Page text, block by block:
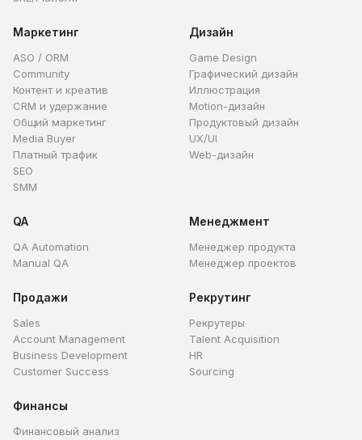
Маркетинг
ASO / ORM
Community
Контент и креатив
CRM и удержание
Общий маркетинг
Media Buyer
Платный трафик
SEO
SMM
Дизайн
Game Design
Графический дизайн
Иллюстрация
Motion-дизайн
Продуктовый дизайн
UX/UI
Web-дизайн
QA
QA Automation
Manual QA
Менеджмент
Менеджер продукта
Менеджер проектов
Продажи
Sales
Account Management
Business Development
Customer Success
Рекрутинг
Рекрутеры
Talent Acquisition
HR
Sourcing
Финансы
Финансовый анализ